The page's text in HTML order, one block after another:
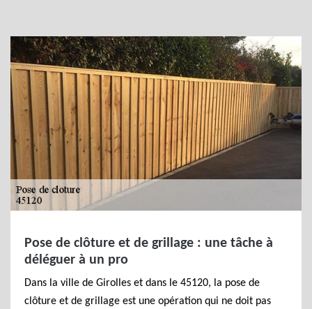
Pose de clôture et de grillage : une tâche à
déléguer à un pro
Dans la ville de Girolles et dans le 45120, la pose de
clôture et de grillage est une opération qui ne doit pas